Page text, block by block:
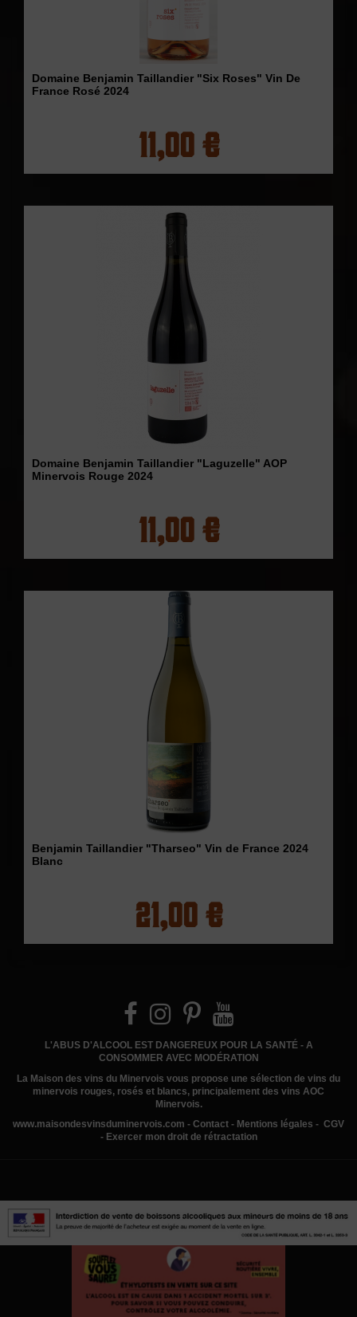
Domaine Benjamin Taillandier "Six Roses" Vin De
France Rosé 2024
11,00 €
Domaine Benjamin Taillandier "Laguzelle" AOP
Minervois Rouge 2024
11,00 €
Benjamin Taillandier "Tharseo" Vin de France 2024
Blanc
21,00 €
L'ABUS D'ALCOOL EST DANGEREUX POUR LA SANTÉ - A
CONSOMMER AVEC MODÉRATION
La Maison des vins du Minervois vous propose une sélection de vins du
minervois rouges, rosés et blancs, principalement des vins AOC
Minervois.
www.maisondesvinsduminervois.com - Contact - Mentions légales - CGV
- Exercer mon droit de rétractation